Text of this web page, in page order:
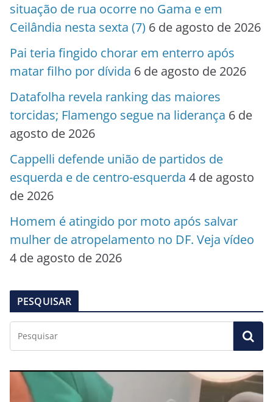
situação de rua ocorre no Gama e em
Ceilândia nesta sexta (7) 6 de agosto de 2026
Pai teria fingido chorar em enterro após
matar filho por dívida 6 de agosto de 2026
Datafolha revela ranking das maiores
torcidas; Flamengo segue na liderança 6 de
agosto de 2026
Cappelli defende união de partidos de
esquerda e de centro-esquerda 4 de agosto
de 2026
Homem é atingido por moto após salvar
mulher de atropelamento no DF. Veja vídeo
4 de agosto de 2026
PESQUISAR